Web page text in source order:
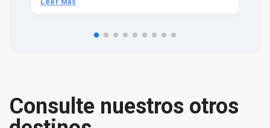
Leer Más
Consulte nuestros otros